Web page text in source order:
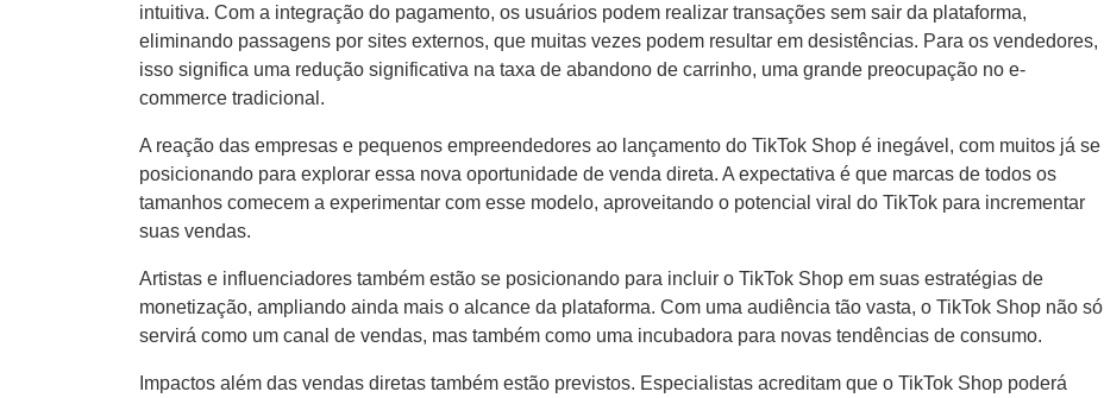
intuitiva. Com a integração do pagamento, os usuários podem realizar transações sem sair da plataforma,
eliminando passagens por sites externos, que muitas vezes podem resultar em desistências. Para os vendedores,
isso significa uma redução significativa na taxa de abandono de carrinho, uma grande preocupação no e-
commerce tradicional.
A reação das empresas e pequenos empreendedores ao lançamento do TikTok Shop é inegável, com muitos já se
posicionando para explorar essa nova oportunidade de venda direta. A expectativa é que marcas de todos os
tamanhos comecem a experimentar com esse modelo, aproveitando o potencial viral do TikTok para incrementar
suas vendas.
Artistas e influenciadores também estão se posicionando para incluir o TikTok Shop em suas estratégias de
monetização, ampliando ainda mais o alcance da plataforma. Com uma audiência tão vasta, o TikTok Shop não só
servirá como um canal de vendas, mas também como uma incubadora para novas tendências de consumo.
Impactos além das vendas diretas também estão previstos. Especialistas acreditam que o TikTok Shop poderá